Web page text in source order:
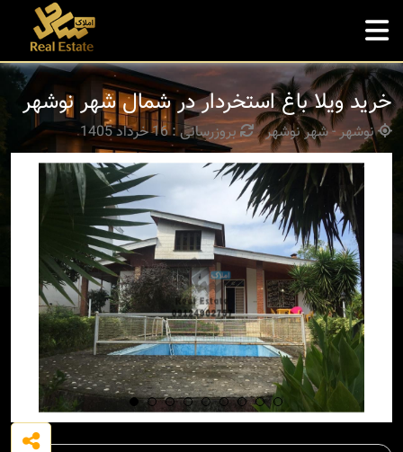
خرید ویلا باغ استخردار در شمال شهر نوشهر
نوشهر - شهر نوشهر بروزرسانی : 16 خرداد 1405